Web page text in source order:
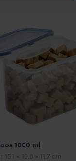
1000 ml
15.1 × 10.8 × 11.7 cm